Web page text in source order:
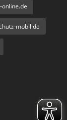
online.de
mobil.de